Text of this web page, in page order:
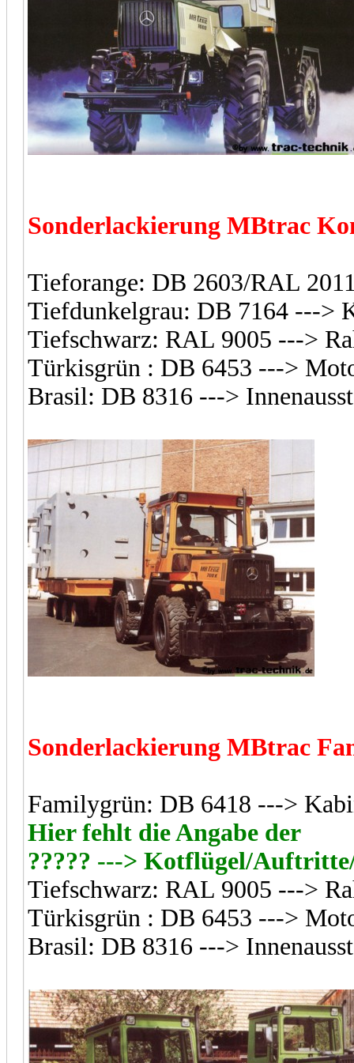
Sonderlackierung MBtrac
Tieforange: DB 2603/RAL
Tiefdunkelgrau: DB 7164 --->
Tiefschwarz: RAL 9005 --->
Türkisgrün : DB 6453 --->
Brasil: DB 8316 --->
Sonderlackierung MBtrac
Familygrün: DB 6418 --->
Hier fehlt die Angabe der
????? ---> Kotflügel/
Tiefschwarz: RAL 9005 --->
Türkisgrün : DB 6453 --->
Brasil: DB 8316 --->